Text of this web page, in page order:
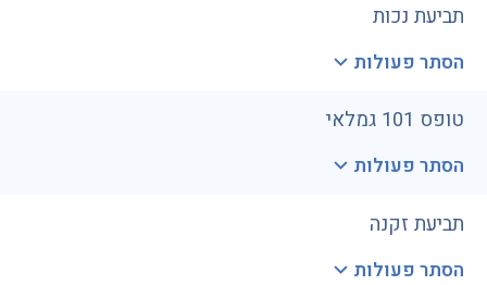
תביעת נכות
הסתר פעולות
טופס 101 גמלאי
הסתר פעולות
תביעת זקנה
הסתר פעולות